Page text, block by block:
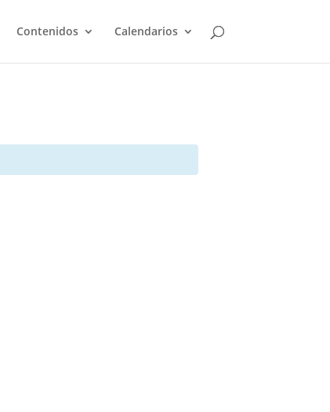
Contenidos Calendarios